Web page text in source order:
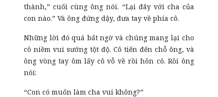
thành,” cuối cùng ông nói. “Lại đây với cha của
con nào.” Và ông đứng dậy, đưa tay về phía cô.
Những lời đó quá bất ngờ và chúng mang lại cho
cô niềm vui sướng tột độ. Cô tiến đến chỗ ông, và
ông vòng tay ôm lấy cô vỗ về rồi hôn cô. Rồi ông
nói:
“Con có muốn làm cha vui không?”